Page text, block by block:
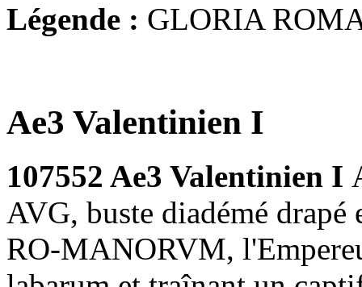
Légende : GLORIA
Ae3 Valentinien I
107552 Ae3 Valentinien I
AVG, buste diadémé
RO-MANORVM,